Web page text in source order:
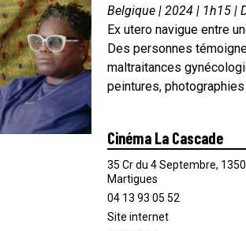
Belgique | 2024 | 1h15 |
Ex utero navigue entre
Des personnes
maltraitances
peintures,
Cinéma La Cascade
35 Cr du 4 Septembre,
Martigues
04 13 93 05 52
Site internet